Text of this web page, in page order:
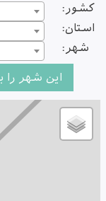
کشور:
استان:
شهر: